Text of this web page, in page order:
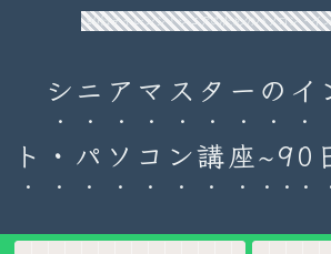
90日チャレンジ！シニアのためのパソコン・イ
シニアマスターのイ
ト・パソコン講座~90